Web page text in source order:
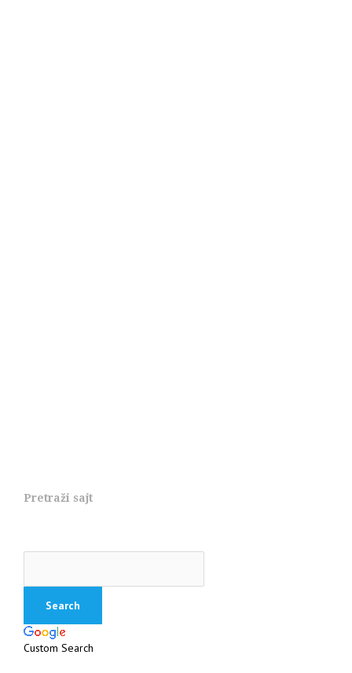
Pretraži sajt
Custom Search